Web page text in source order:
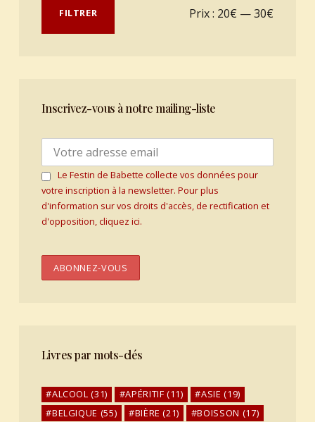
Prix min
Prix maxFILTRER Prix : 20€ —30€
Inscrivez-vous à notre mailing-liste
Le Festin de Babette collecte vos données pour
votre inscription à la newsletter. Pour plus
d'information sur vos droits d'accès, de rectification et
d'opposition, cliquez ici.
Livres par mots-clés
ALCOOL (31) APÉRITIF (11) ASIE (19)
BELGIQUE (55) BIÈRE (21) BOISSON (17)